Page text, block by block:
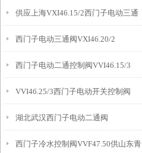
供应上海VXI46.15/2西门子电动三通
阀
西门子电动三通阀VXI46.20/2
西门子电动二通控制阀VVI46.15/3
VVI46.25/3西门子电动开关控制阀
湖北武汉西门子电动二通阀
VVI46.20/3
西门子冷水控制阀VVF47.50供山东青